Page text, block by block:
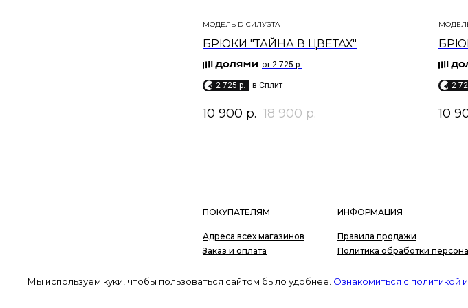
МОДЕЛЬ D-СИЛУЭТА
БРЮКИ "ТАЙНА В ЦВЕТАХ"
от 2 725 р.
2 725 p. в Сплит
10 900 р. 18 900 р.
2
10
ПОКУПАТЕЛЯМ ИНФОРМАЦИЯ
Адреса всех магазинов
Заказ и оплата
Обмен и возврат
Правила продажи
Политика обработки
Вакансии
Мы используем куки, чтобы пользоваться сайтом было удобнее. Ознакомиться с политикой